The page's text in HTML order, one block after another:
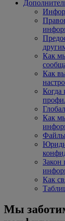
Как
Как
Когда
Как
Закон
Как
Мы